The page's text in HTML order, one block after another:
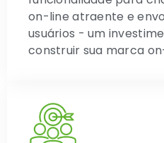
on-line atraente e
usuários - um
construir sua marca